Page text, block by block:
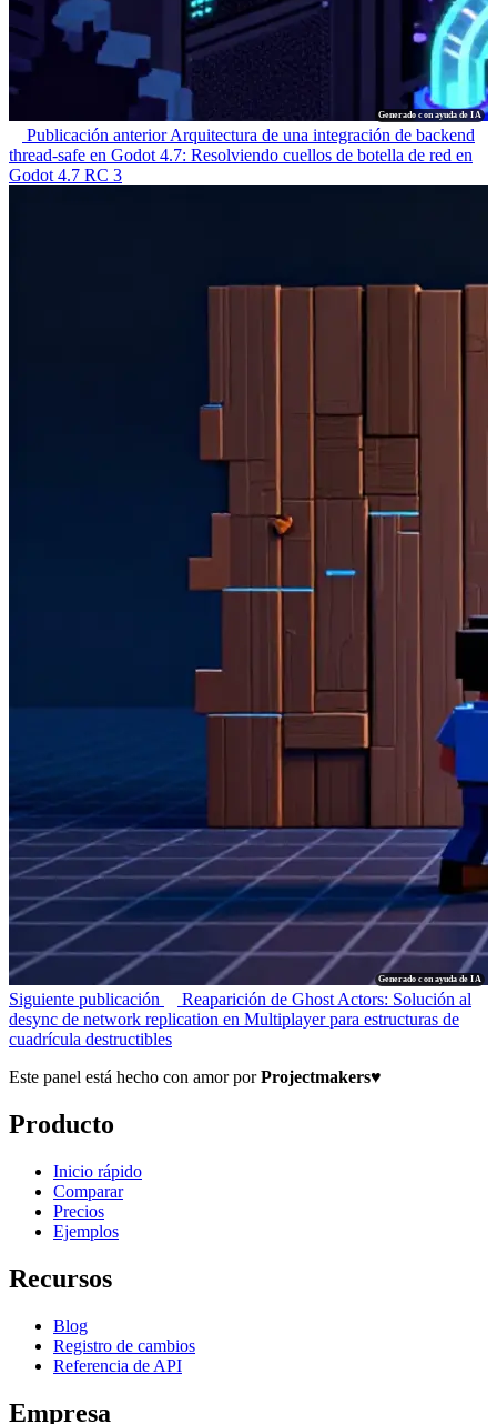
Generado con ayuda de IA
Publicación anteriorArquitectura de una integración de backend
thread-safe en Godot 4.7: Resolviendo cuellos de botella de red en
Godot 4.7 RC 3
Generado con ayuda de IA
Siguiente publicación
Reaparición de Ghost Actors: Solución al
desync de network replication en Multiplayer para estructuras de
cuadrícula destructibles
Este panel está hecho con amor porProjectmakers♥
Producto
Inicio rápido
Comparar
Precios
Ejemplos
Recursos
Blog
Registro de cambios
Referencia de API
Empresa